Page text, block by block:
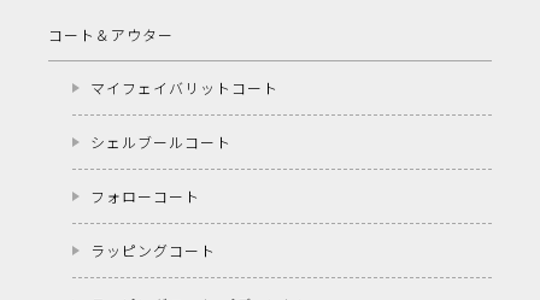
コート＆アウター
マイフェイバリットコート
シェルブールコート
フォローコート
ラッピングコート